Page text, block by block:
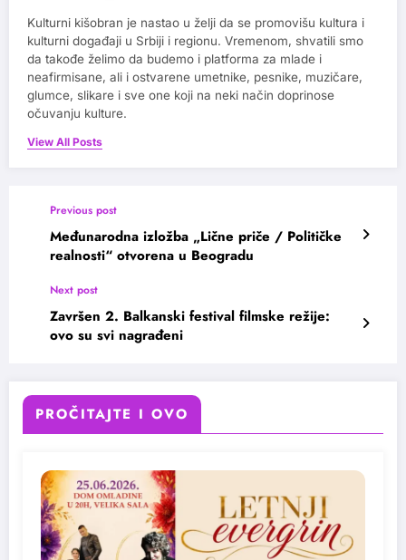
Kulturni kišobran je nastao u želji da se promovišu kultura i
kulturni događaji u Srbiji i regionu. Vremenom, shvatili smo
da takođe želimo da budemo i platforma za mlade i
neafirmisane, ali i ostvarene umetnike, pesnike, muzičare,
glumce, slikare i sve one koji na neki način doprinose
očuvanju kulture.
View All Posts
Previous post
Međunarodna izložba „Lične priče / Političke
realnosti“ otvorena u Beogradu
Next post
Završen 2. Balkanski festival filmske režije:
ovo su svi nagrađeni
PROČITAJTE I OVO